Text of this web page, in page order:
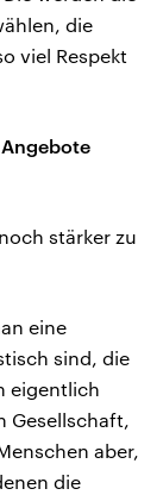
die
viel Respekt
stärker zu
eine
sind, die
eigentlich
Gesellschaft,
aber,
die